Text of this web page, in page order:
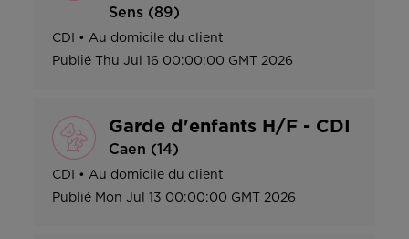
Sens (89)
CDI • Au domicile du client
Publié Thu Jul 16 00:00:00 GMT 2026
Garde d'enfants H/F - CDI
Caen (14)
CDI • Au domicile du client
Publié Mon Jul 13 00:00:00 GMT 2026